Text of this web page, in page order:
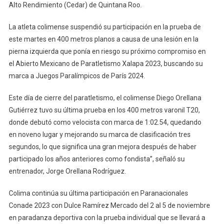
De
Colima
En
Alto Rendimiento (Cedar) de Quintana Roo.
La atleta colimense suspendió su participación en la prueba de
este martes en 400 metros planos a causa de una lesión en la
pierna izquierda que ponía en riesgo su próximo compromiso en
el Abierto Mexicano de Paratletismo Xalapa 2023, buscando su
marca a Juegos Paralímpicos de París 2024.
Este día de cierre del paratletismo, el colimense Diego Orellana
Gutiérrez tuvo su última prueba en los 400 metros varonil T20,
donde debutó como velocista con marca de 1:02.54, quedando
en noveno lugar y mejorando su marca de clasificación tres
segundos, lo que significa una gran mejora después de haber
participado los años anteriores como fondista”, señaló su
entrenador, Jorge Orellana Rodríguez.
Colima continúa su última participación en Paranacionales
Conade 2023 con Dulce Ramírez Mercado del 2 al 5 de noviembre
en paradanza deportiva con la prueba individual que se llevará a